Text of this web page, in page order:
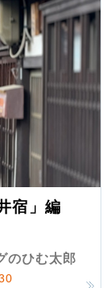
宿」編
のひむ太郎